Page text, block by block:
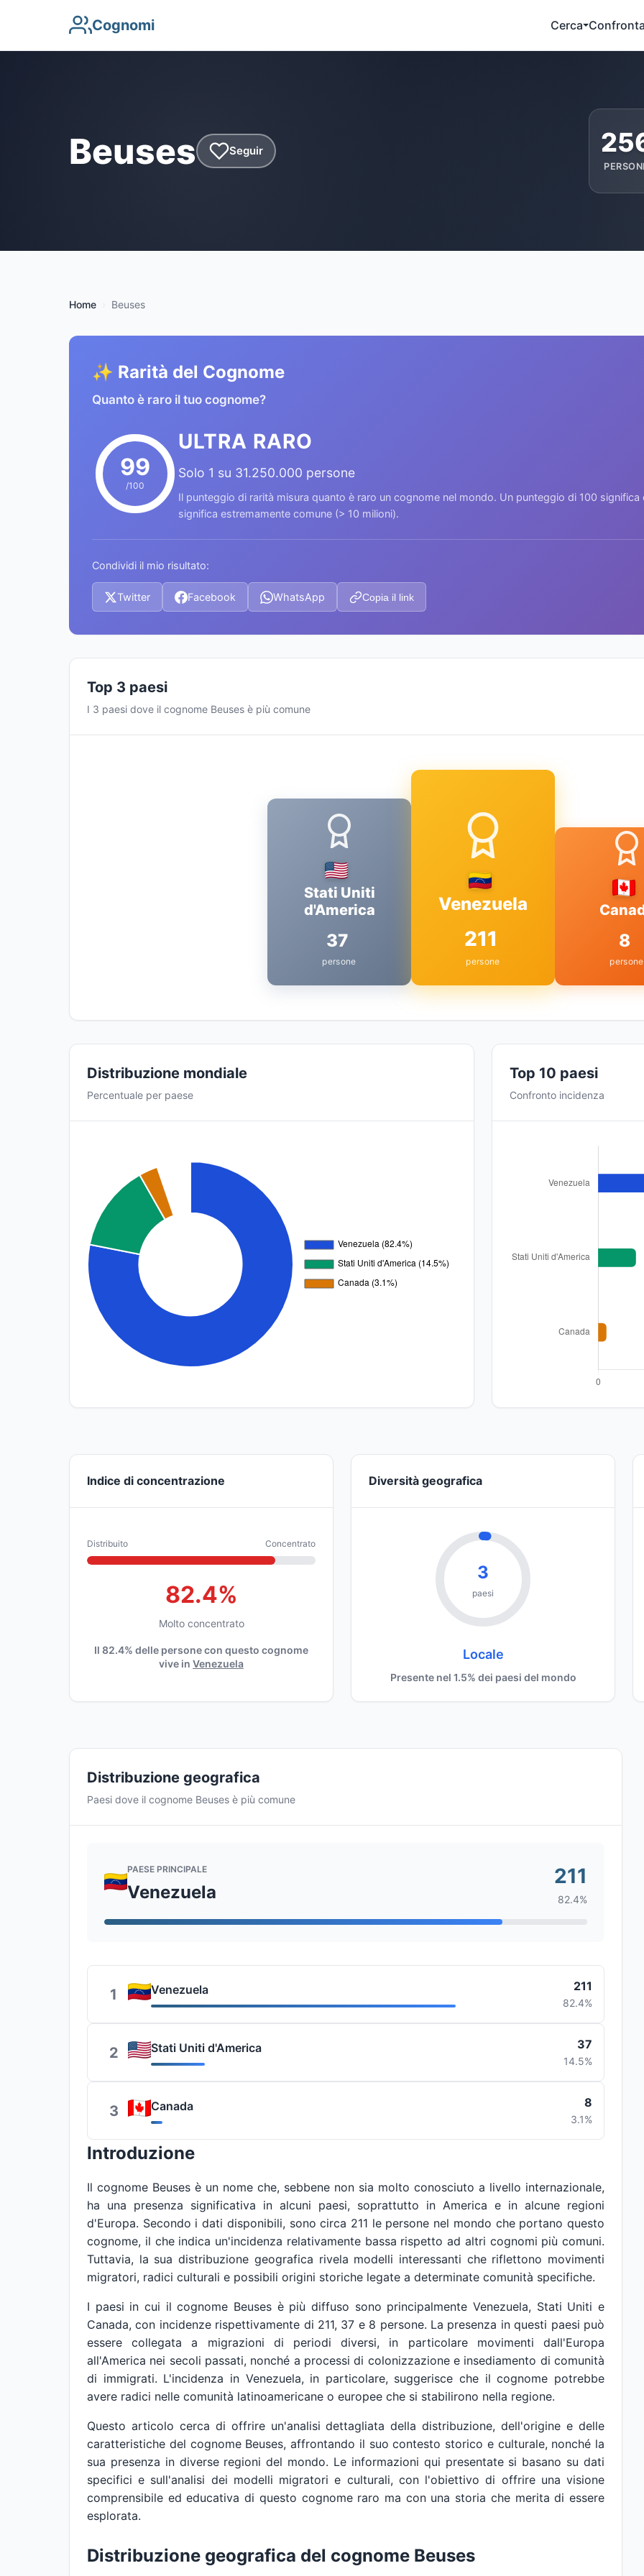
Cognomi Cerca
Beuses Seguir
Home Beuses
✨ Rarità del Cognome
Quanto è raro il tuo cognome?
99
/100
ULTRA RARO
Solo 1 su 31.250.000 persone
Il punteggio di rarità misura quanto è raro un cognome nel mondo. Un punteggio di 100
significa estremamente comune (> 10 milioni).
Condividi il mio risultato:
Twitter Facebook WhatsApp Copia il link
Top 3 paesi
I 3 paesi dove il cognome Beuses è più comune
Stati Uniti
d'America
37
persone
Venezuela
211
persone
8
persone
Distribuzione mondiale
Percentuale per paese
Top 10 paesi
Confronto incidenza
Indice di concentrazione
Distribuito Concentrato
82.4%
Molto concentrato
Il 82.4% delle persone con questo cognome
vive in Venezuela
Diversità geografica
3
paesi
Locale
Presente nel 1.5% dei paesi del mondo
Distribuzione geografica
Paesi dove il cognome Beuses è più comune
PAESE PRINCIPALE
Venezuela
211
82.4%
1 Venezuela 211
82.4%
2 Stati Uniti d'America 37
14.5%
3 Canada 8
3.1%
Introduzione
Il cognome Beuses è un nome che, sebbene non sia molto conosciuto a livello internazionale,
ha una presenza significativa in alcuni paesi, soprattutto in America e in alcune regioni
d'Europa. Secondo i dati disponibili, sono circa 211 le persone nel mondo che portano questo
cognome, il che indica un'incidenza relativamente bassa rispetto ad altri cognomi più comuni.
Tuttavia, la sua distribuzione geografica rivela modelli interessanti che riflettono movimenti
migratori, radici culturali e possibili origini storiche legate a determinate comunità specifiche.
I paesi in cui il cognome Beuses è più diffuso sono principalmente Venezuela, Stati Uniti e
Canada, con incidenze rispettivamente di 211, 37 e 8 persone. La presenza in questi paesi può
essere collegata a migrazioni di periodi diversi, in particolare movimenti dall'Europa
all'America nei secoli passati, nonché a processi di colonizzazione e insediamento di comunità
di immigrati. L'incidenza in Venezuela, in particolare, suggerisce che il cognome potrebbe
avere radici nelle comunità latinoamericane o europee che si stabilirono nella regione.
Questo articolo cerca di offrire un'analisi dettagliata della distribuzione, dell'origine e delle
caratteristiche del cognome Beuses, affrontando il suo contesto storico e culturale, nonché la
sua presenza in diverse regioni del mondo. Le informazioni qui presentate si basano su dati
specifici e sull'analisi dei modelli migratori e culturali, con l'obiettivo di offrire una visione
comprensibile ed educativa di questo cognome raro ma con una storia che merita di essere
esplorata.
Distribuzione geografica del cognome Beuses